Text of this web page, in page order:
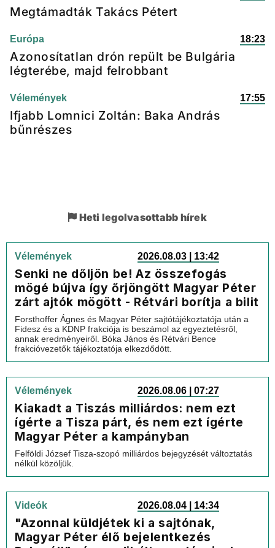
Megtámadták Takács Pétert
Európa 18:23
Azonosítatlan drón repült be Bulgária
légterébe, majd felrobbant
Vélemények 17:55
Ifjabb Lomnici Zoltán: Baka András
bűnrészes
Heti legolvasottabb hírek
Vélemények 2026.08.03 | 13:42
Senki ne dőljön be! Az összefogás
mögé bújva így őrjöngött Magyar Péter
zárt ajtók mögött - Rétvári borítja a bilit
Forsthoffer Ágnes és Magyar Péter sajtótájékoztatója után a
Fidesz és a KDNP frakciója is beszámol az egyeztetésről,
annak eredményeiről. Bóka János és Rétvári Bence
frakcióvezetők tájékoztatója elkezdődött.
Vélemények 2026.08.06 | 07:27
Kiakadt a Tiszás milliárdos: nem ezt
ígérte a Tisza párt, és nem ezt ígérte
Magyar Péter a kampányban
Felföldi József Tisza-szopó milliárdos bejegyzését változtatás
nélkül közöljük.
Videók 2026.08.04 | 14:34
"Azonnal küldjétek ki a sajtónak,
Magyar Péter élő bejelentkezés